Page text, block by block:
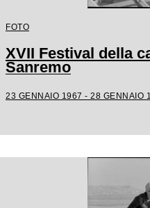
FOTO
XVII Festival della
Sanremo
23 GENNAIO 1967 - 28 GENNAIO